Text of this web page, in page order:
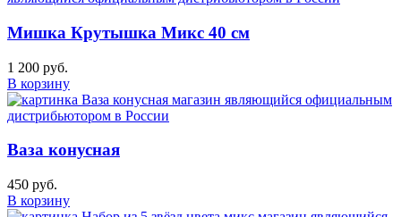
Мишка Крутышка Микс 40 см
1 200 руб.
В корзину
Ваза конусная
450 руб.
В корзину